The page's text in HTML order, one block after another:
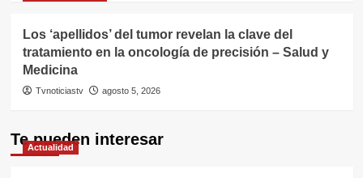
Los ‘apellidos’ del tumor revelan la clave del
tratamiento en la oncología de precisión – Salud y
Medicina
Tvnoticiastv agosto 5, 2026
Te pueden interesar
Actualidad